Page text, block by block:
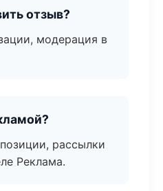
отзыв?
модерация в
рассылки
Реклама.